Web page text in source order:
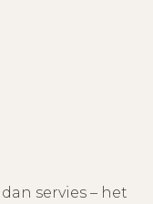
servies – het